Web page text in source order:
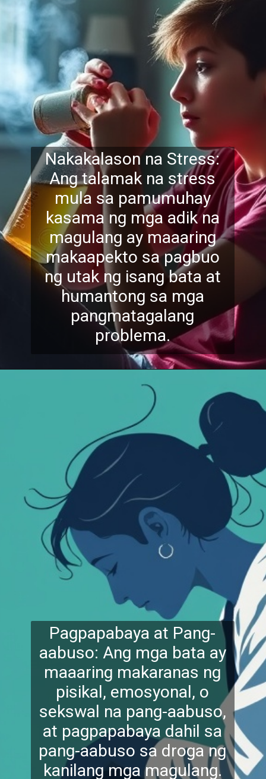
Nakakalason na Stress:
Ang talamak na stress
mula sa pamumuhay
kasama ng mga adik na
magulang ay maaaring
makaapekto sa pagbuo
ng utak ng isang bata at
humantong sa mga
pangmatagalang
problema.
Pagpapabaya at Pang-
aabuso: Ang mga bata ay
maaaring makaranas ng
pisikal, emosyonal, o
sekswal na pang-aabuso,
at pagpapabaya dahil sa
pang-aabuso sa droga ng
kanilang mga magulang.